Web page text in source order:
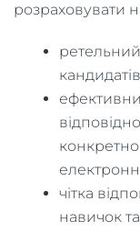
розраховувати
чітка
навичок